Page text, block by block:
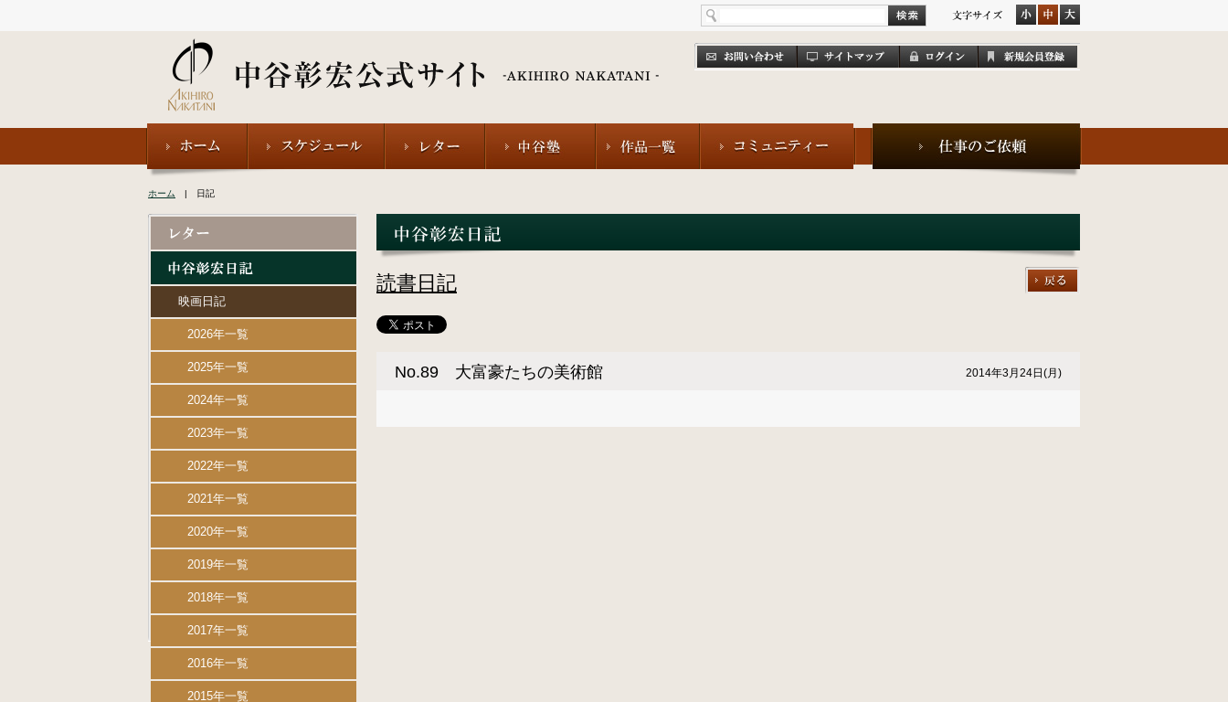
ホーム | 日記
読書日記
No.89 大富豪たちの美術館 2014年3月24日(月)
映画日記
2026年一覧
2025年一覧
2024年一覧
2023年一覧
2022年一覧
2021年一覧
2020年一覧
2019年一覧
2018年一覧
2017年一覧
2016年一覧
2015年一覧